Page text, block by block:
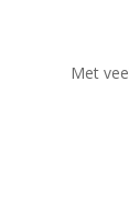
Met